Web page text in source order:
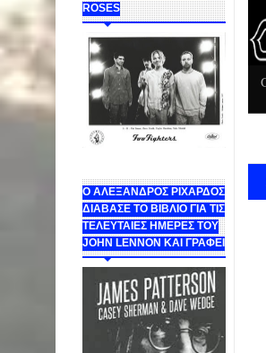
ROSES
Ο ΑΛΕΞΑΝΔΡΟΣ ΡΙΧΑΡΔΟΣ
ΔΙΑΒΑΣΕ ΤΟ ΒΙΒΛΙΟ ΓΙΑ ΤΙΣ
ΤΕΛΕΥΤΑΙΕΣ ΗΜΕΡΕΣ ΤΟΥ
JOHN LENNON ΚΑΙ ΓΡΑΦΕΙ